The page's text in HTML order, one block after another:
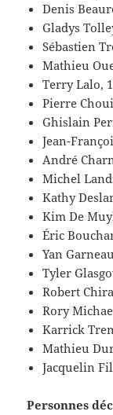
Denis
Gladys
Sébastien
Mathieu
Terry Lalo,
Pierre
Ghislain
Jean-
André
Michel
Kathy
Kim De
Éric
Yan
Tyler
Robert
Rory
Karrick
Mathieu
Jacquelin
Personnes